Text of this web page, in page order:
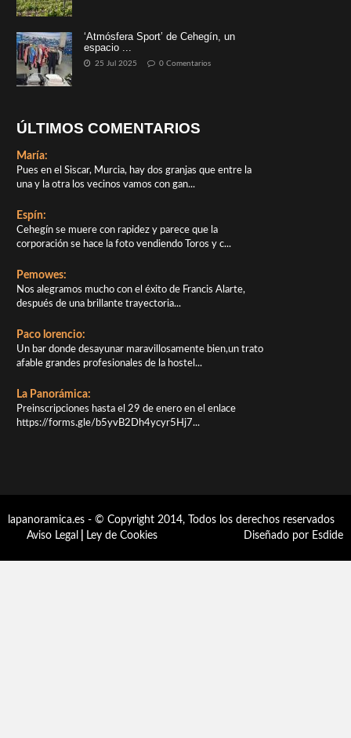
‘Atmósfera Sport’ de Cehegín, un
espacio ...
25 Jul 2025 0 Comentarios
ÚLTIMOS COMENTARIOS
María:
Pues en el Siscar, Murcia, hay dos granjas que entre la
una y la otra los vecinos vamos con gan...
Espín:
Cehegín se muere con rapidez y parece que la
corporación se hace la foto vendiendo Toros y c...
Pemowes:
Nos alegramos mucho con el éxito de Francis Alarte,
después de una brillante trayectoria...
Paco lorencio:
Un bar donde desayunar maravillosamente bien,un trato
afable grandes profesionales de la hostel...
La Panorámica:
Preinscripciones hasta el 29 de enero en el enlace
https://forms.gle/b5yvB2Dh4ycyr5Hj7...
lapanoramica.es - © Copyright 2014, Todos los derechos reservados
Aviso Legal
Ley de Cookies Diseñado por Esdide